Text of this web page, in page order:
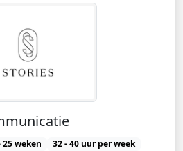
25 weken
32 - 40 uur per week